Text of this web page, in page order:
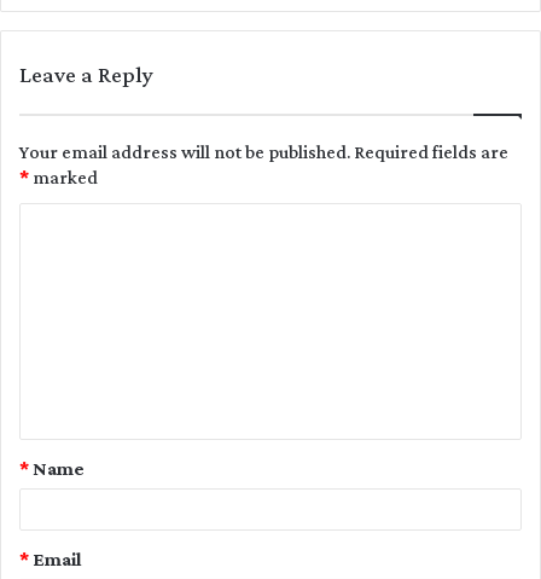
Leave a Reply
Your email address will not be published.Required fields are
marked
*
t
Name
*
Email
*